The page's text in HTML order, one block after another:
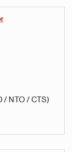
/ NTO / CTS)